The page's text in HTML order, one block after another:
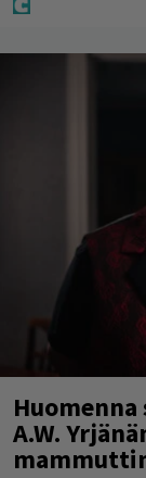
A.W.